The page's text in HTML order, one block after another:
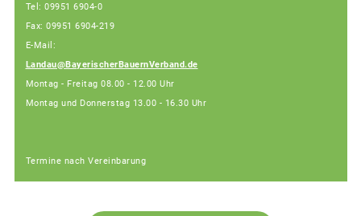
Tel: 09951 6904-0
Fax: 09951 6904-219
E-Mail:
Landau@BayerischerBauernVerband.de
Montag - Freitag 08.00 - 12.00 Uhr
Montag und Donnerstag 13.00 - 16.30 Uhr
Termine nach Vereinbarung